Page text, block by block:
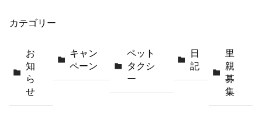
カテゴリー
お
知
ら
せ
キャン
ペーン
ペット
タクシ
ー
日
記
里
親
募
集